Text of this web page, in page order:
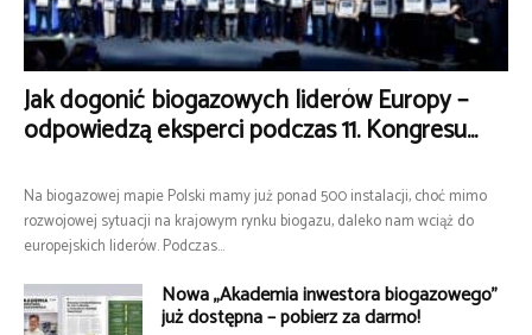
Jak dogonić biogazowych liderów Europy –
odpowiedzą eksperci podczas 11. Kongresu...
Na biogazowej mapie Polski mamy już ponad 500 instalacji, choć mimo
rozwojowej sytuacji na krajowym rynku biogazu, daleko nam wciąż do
europejskich liderów. Podczas...
Nowa „Akademia inwestora biogazowego”
już dostępna – pobierz za darmo!